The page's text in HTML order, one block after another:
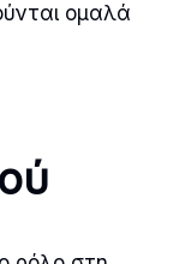
ομαλά